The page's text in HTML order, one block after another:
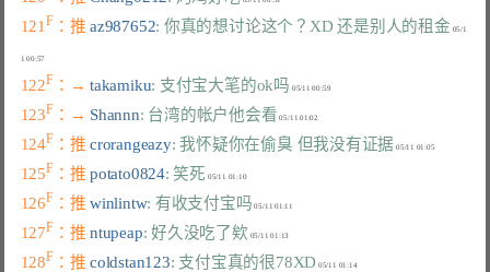
121 F ：推 az987652: 你真的想讨论这个？XD 还是别人的租金 05/1
122F ：→ takamiku: 支付宝大笔的ok吗 05/11 00:59
123F ：→ Shannn: 台湾的帐户他会看
124F ：推 crorangeazy: 我怀疑你在偷臭 但我没有证据 05/11 01:05
125F ：推 potato0824: 笑死 05/11 01:10
126F ：推 winlintw: 有收支付宝吗
127F ：推 ntupeap: 好久没吃了欸
128F ：推 coldstan123: 支付宝真的很78XD 05/11 01:14